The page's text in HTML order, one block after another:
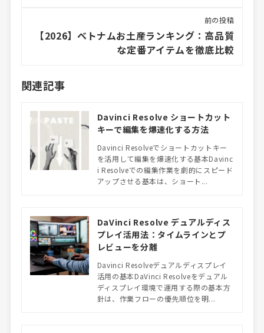
前の投稿
【2026】ベトナムお土産ランキング：高品質
な定番アイテムを徹底比較
関連記事
Davinci Resolve ショートカット
キーで編集を爆速化する方法
Davinci Resolveでショートカットキー
を活用して編集を爆速化する基本Davinc
i Resolveでの編集作業を劇的にスピード
アップさせる基本は、ショート...
DaVinci Resolve デュアルディス
プレイ活用法：タイムラインとプ
レビューを分離
Davinci Resolveデュアルディスプレイ
活用の基本DaVinci Resolveをデュアル
ディスプレイ環境で運用する際の基本方
針は、作業フローの優先順位を明...